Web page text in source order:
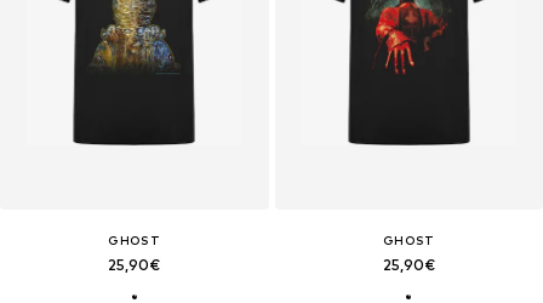
GHOST
25,90€
GHOST
25,90€